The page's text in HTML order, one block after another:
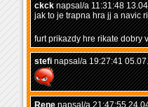
ckcknapsal/a 11:31:48
jak to je trapna hra jj a navic
furt prikazdy hre rikate dobry
stefinapsal/a 19:27:41
Renenapsal/a 21:47:55